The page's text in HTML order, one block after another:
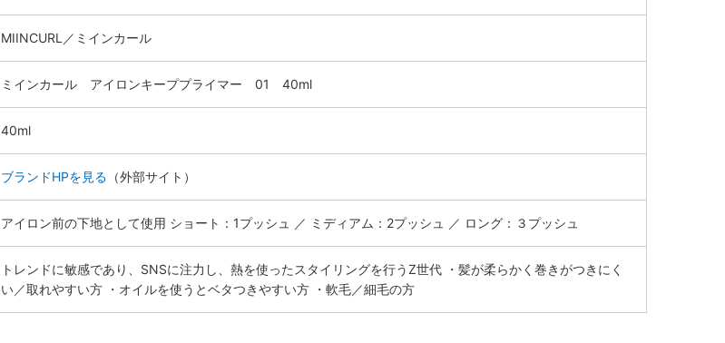
MIINCURL／ミインカール
ミインカール アイロンキーププライマー 01 40ml
40ml
ブランドHPを見る （外部サイト）
アイロン前の下地として使用 ショート：1プッシュ ／ ミディアム：2プッシュ ／ ロング：３プッシュ
トレンドに敏感であり、SNSに注力し、熱を使ったスタイリングを行うZ世代 ・髪が柔らかく巻きがつきにく
い／取れやすい方 ・オイルを使うとベタつきやすい方 ・軟毛／細毛の方